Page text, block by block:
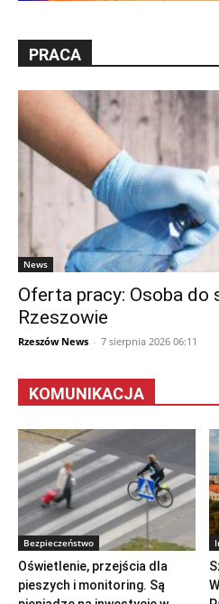
PRACA
News
Oferta pracy: Osoba do
Rzeszowie
Rzeszów News - 7 sierpnia 2026 06:11
KOMUNIKACJA
Bezpieczeństwo
Oświetlenie, przejścia dla
pieszych i monitoring. Są